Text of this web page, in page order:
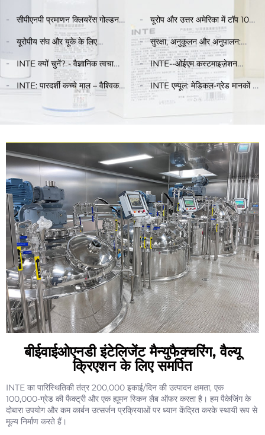
सीपीएनपी प्रमाणन क्लियरेंस गोल्डन
प्रक्रिया एवं अनुपालन दिशानिर्देश
यूरोप और उत्तर अमेरिका में टॉप 10
ट्रेंडिंग सामग्रियों के साथ सबसे
अधिक बिकने वाला उत्पाद समाधान
यूरोपीय संघ और यूके के लिए
स्किनकेयर OEM आयात और बिक्री
समाधान
सुरक्षा, अनुकूलन और अनुपालन:
वैश्विक ऑफ़लाइन ब्यूटी सैलून INTE
एम्पूल क्यों चुनते हैं
INTE क्यों चुनें? - वैज्ञानिक त्वचा
संरक्षण के लिए भरोसेमंद विकल्प
INTE--ओईएम कस्टमाइज़ेशन
समाधान: पेशेवर पूर्ण-प्रक्रिया, दक्ष
प्रक्षेपण के लिए ब्रांडों को सशक्त
बनाना
INTE: पारदर्शी कच्चे माल – वैश्विक
प्रीमियम आपूर्तिकर्ताओं के साथ
साझेदारी करके उत्पाद गुणवत्ता के लिए
INTE एम्पूल: मेडिकल-ग्रेड मानकों के
साथ त्वचा की देखभाल के लिए पसंदीदा
बीईवाईओएनडी इंटेलिजेंट मैन्युफैक्चरिंग, वैल्यू
क्रिएशन के लिए समर्पित
INTE का पारिस्थितिकी तंत्र 200,000 इकाई/दिन की उत्पादन क्षमता, एक
100,000-ग्रेड की फैक्ट्री और एक ह्यूमन स्किन लैब ऑफर करता है। हम पैकेजिंग के
दोबारा उपयोग और कम कार्बन उत्सर्जन प्रक्रियाओं पर ध्यान केंद्रित करके स्थायी रूप से
मूल्य निर्माण करते हैं।